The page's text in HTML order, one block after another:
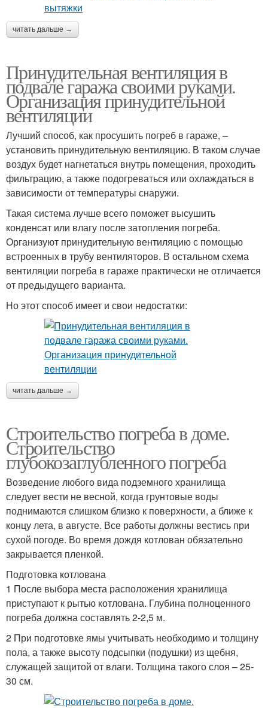
читать дальше →
Принудительная вентиляция в
подвале гаража своими руками.
Организация принудительной
вентиляции
Лучший способ, как просушить погреб в гараже, –
установить принудительную вентиляцию. В таком случае
воздух будет нагнетаться внутрь помещения, проходить
фильтрацию, а также подогреваться или охлаждаться в
зависимости от температуры снаружи.
Такая система лучше всего поможет высушить
конденсат или влагу после затопления погреба.
Организуют принудительную вентиляцию с помощью
встроенных в трубу вентиляторов. В остальном схема
вентиляции погреба в гараже практически не отличается
от предыдущего варианта.
Но этот способ имеет и свои недостатки:
читать дальше →
Строительство погреба в доме.
Строительство
глубокозаглубленного погреба
Возведение любого вида подземного хранилища
следует вести не весной, когда грунтовые воды
поднимаются слишком близко к поверхности, а ближе к
концу лета, в августе. Все работы должны вестись при
сухой погоде. Во время дождя котлован обязательно
закрывается пленкой.
Подготовка котлована
1 После выбора места расположения хранилища
приступают к рытью котлована. Глубина полноценного
погреба должна составлять 2-2,5 м.
2 При подготовке ямы учитывать необходимо и толщину
пола, а также высоту подсыпки (подушки) из щебня,
служащей защитой от влаги. Толщина такого слоя – 25-
30 см.